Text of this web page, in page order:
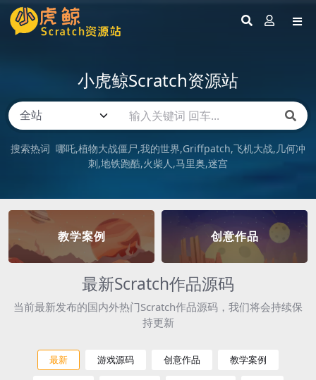
小虎鲸Scratch资源站
搜索热词 哪吒 植物大战僵尸 我的世界 Griffpatch 飞机大战 几何冲
刺 地铁跑酷 火柴人 马里奥 迷宫
教学案例 创意作品
最新Scratch作品源码
当前最新发布的国内外热门Scratch作品源码，我们将会持续保
持更新
最新 游戏源码 创意作品 教学案例